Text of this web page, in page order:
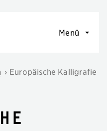
Menü
› Europäische Kalligrafie